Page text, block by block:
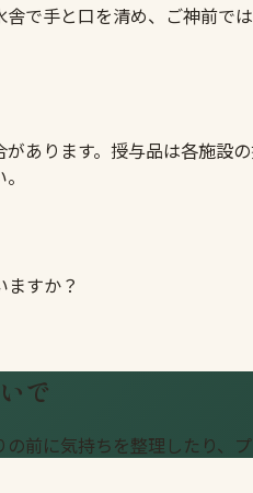
で手と口を清め、ご神前
あります。授与品は各施設
すか？
で
前に気持ちを整理したり、